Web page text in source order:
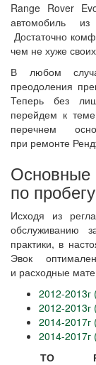
Range Rover
автомобиль
Достаточно
чем не хуже
В любом
преодоления
Теперь без
перейдем к
перечнем
при ремонте
по пробегу
Исходя из
обслуживанию
практики, в
Эвок
и расходные
2012-2013г
2012-2013г
2014-2017г
2014-2017г
ТО